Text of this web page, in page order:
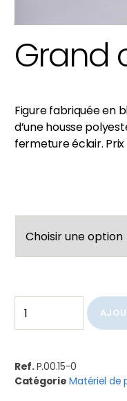
Grand
Figure fabriquée en
d’une housse
fermeture éclair. Prix
Ref.P.00.15-0
Catégorie Matériel de